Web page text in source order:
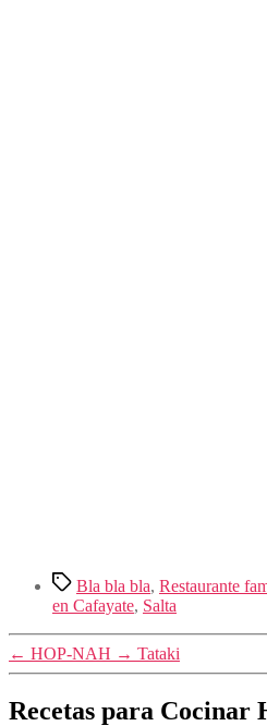
Etiquetas
Bla bla bla, Restaurante
en Cafayate, Salta
← HOP-NAH → Tataki
Recetas para Cocinar